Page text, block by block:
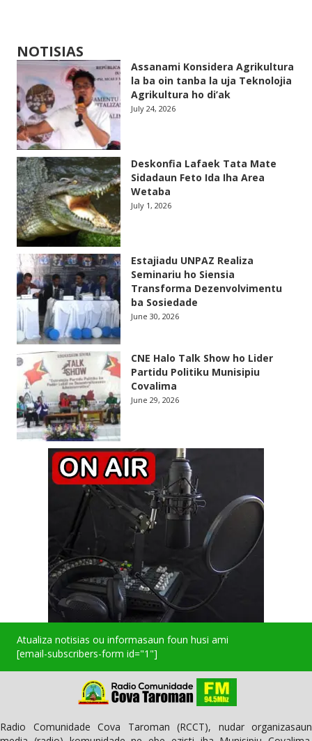
NOTISIAS
Assanami Konsidera Agrikultura
la ba oin tanba la uja Teknolojia
Agrikultura ho di’ak
July 24, 2026
Deskonfia Lafaek Tata Mate
Sidadaun Feto Ida Iha Area
Wetaba
July 1, 2026
Estajiadu UNPAZ Realiza
Seminariu ho Siensia
Transforma Dezenvolvimentu
ba Sosiedade
June 30, 2026
CNE Halo Talk Show ho Lider
Partidu Politiku Munisipiu
Covalima
June 29, 2026
Atualiza notisias ou informasaun foun husi ami
[email-subscribers-form id="1"]
Radio Comunidade Cova Taroman (RCCT), nudar organizasaun